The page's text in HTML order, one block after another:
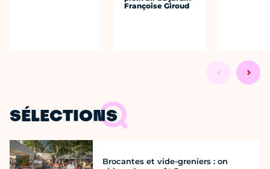
Françoise Giroud
SÉLECTIONS
Brocantes et vide-greniers : on